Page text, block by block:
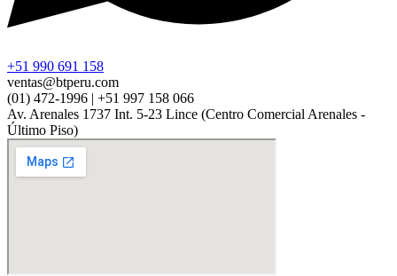
+51 990 691 158
ventas@btperu.com
(01) 472-1996 | +51 997 158 066
Av. Arenales 1737 Int. 5-23 Lince (Centro Comercial Arenales -
Último Piso)